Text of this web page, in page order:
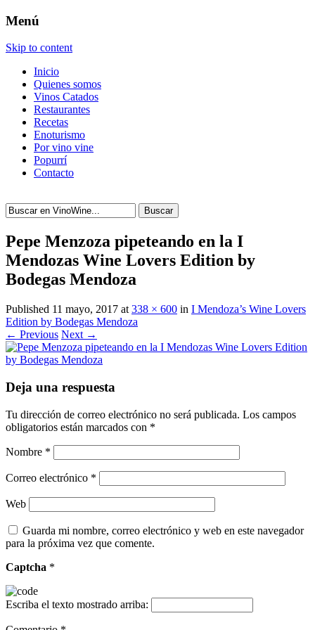
Menú
Skip to content
Inicio
Quienes somos
Vinos Catados
Restaurantes
Recetas
Enoturismo
Por vino vine
Popurrí
Contacto
Buscar
Pepe Menzoza pipeteando en la I
Mendozas Wine Lovers Edition by
Bodegas Mendoza
Published 11 mayo, 2017 at 338 × 600 in I Mendoza’s Wine Lovers
Edition by Bodegas Mendoza
← Previous Next →
Deja una respuesta
Tu dirección de correo electrónico no será publicada. Los campos
obligatorios están marcados con *
Nombre *
Correo electrónico *
Web
Guarda mi nombre, correo electrónico y web en este navegador
para la próxima vez que comente.
Captcha *
Escriba el texto mostrado arriba: